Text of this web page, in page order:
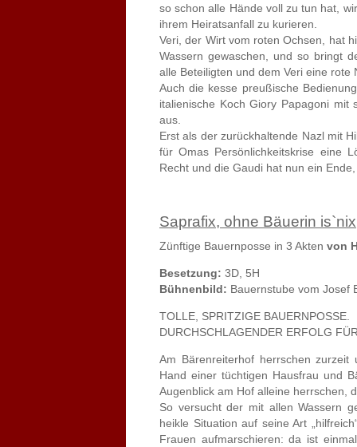
so schon alle Hände voll zu tun hat,
ihrem Heiratsanfall zu kurieren.
Veri, der Wirt vom roten Ochsen, hat
Wassern gewaschen, und so bringt
alle Beteiligten und dem Veri eine rote
Auch die kesse preußische
italienische Koch Giory Papagoni mit
aus.
Erst als der zurückhaltende Nazl mit
für Omas Persönlichkeitskrise eine
Recht und die Gaudi hat nun ein
Saprafix, ohne Bäuerin is`nix
Zünftige Bauernposse in 3 Akten von
Besetzung: 3D, 5H
Bühnenbild: Bauernstube vom Josef
TOLLE, SPRITZIGE BAUERNPOSSE.
DURCHSCHLAGENDER ERFOLG
Am Bärenreiterhof herrschen
Hand einer tüchtigen Hausfrau und
Augenblick am Hof alleine herrschen,
So versucht der mit allen Wassern
heikle Situation auf seine Art
Frauen aufmarschieren: da ist